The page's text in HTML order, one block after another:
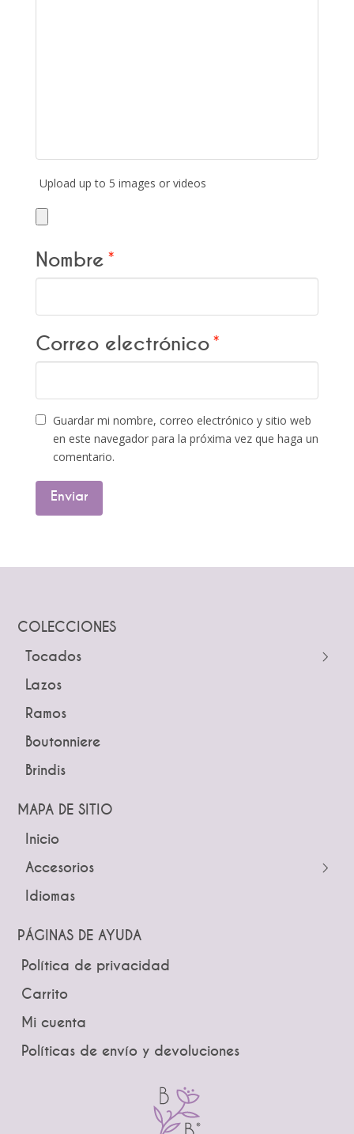
Upload up to 5 images or videos
Nombre*
Correo electrónico*
Guardar mi nombre, correo electrónico y sitio web
en este navegador para la próxima vez que haga un
comentario.
COLECCIONES
Tocados
← Atrás
Guías
Peinetas
Pines
Tiaras y Coronas
Lazos
Ramos
Boutonniere
Brindis
MAPA DE SITIO
Inicio
Accesorios
← Atrás
Tocados
← Atrás
Peinetas
Pines
Tiaras y Coronas
Lazos
Ramos
Idiomas
PÁGINAS DE AYUDA
Política de privacidad
Carrito
Mi cuenta
Políticas de envío y devoluciones